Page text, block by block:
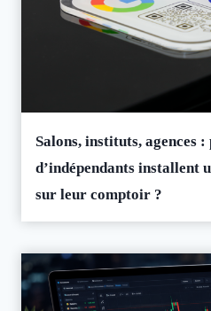
Salons, instituts, agences
d’indépendants installent
sur leur comptoir ?